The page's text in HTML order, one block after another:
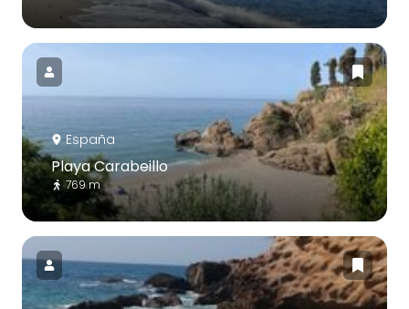
España
Playa Carabeillo
769 m